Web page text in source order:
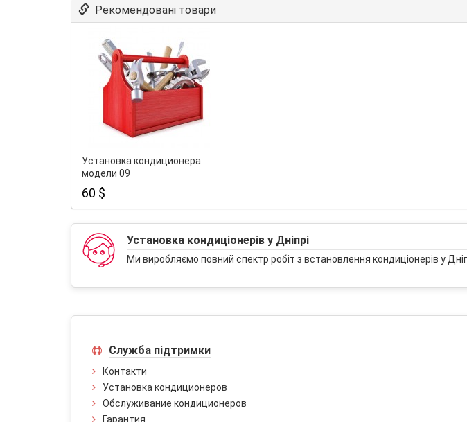
Рекомендовані товари
Установка кондиционера
модели 09
60 $
Установка кондиціонерів у Дніпрі
Ми виробляємо повний спектр робіт з встановлення кондиціонерів у
Служба підтримки
Контакти
Установка кондиционеров
Обслуживание кондиционеров
Гарантия